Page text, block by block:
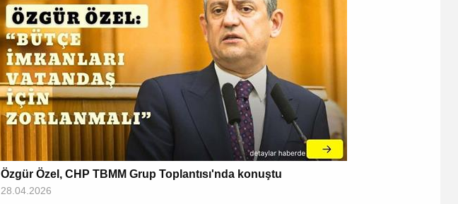
Özgür Özel, CHP TBMM Grup Toplantısı'nda konuştu
28.04.2026